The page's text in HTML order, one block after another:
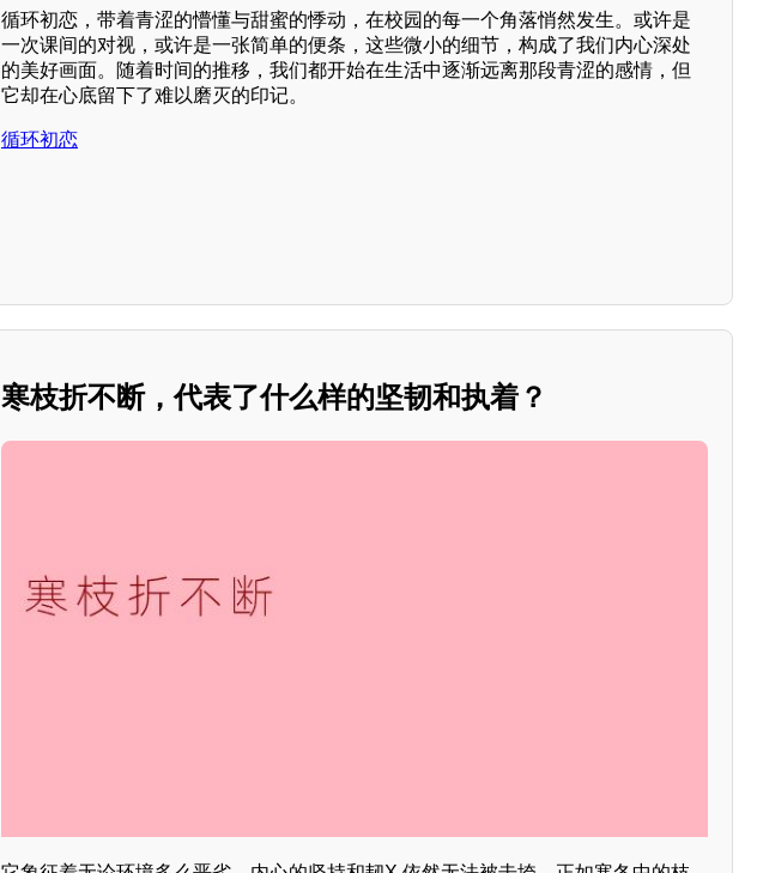
循环初恋，带着青涩的懵懂与甜蜜的悸动，在校园的每一个角落悄然发生。或许是
一次课间的对视，或许是一张简单的便条，这些微小的细节，构成了我们内心深处
的美好画面。随着时间的推移，我们都开始在生活中逐渐远离那段青涩的感情，但
它却在心底留下了难以磨灭的印记。
循环初恋
寒枝折不断，代表了什么样的坚韧和执着？